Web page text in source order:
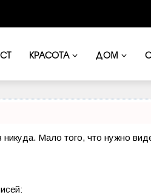
КРАСОТА ДОМ
Мало того, что нужно